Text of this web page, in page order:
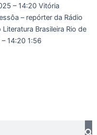
– 14:20 Vitória
– repórter da Rádio
Brasileira Rio de
14:20 1:56